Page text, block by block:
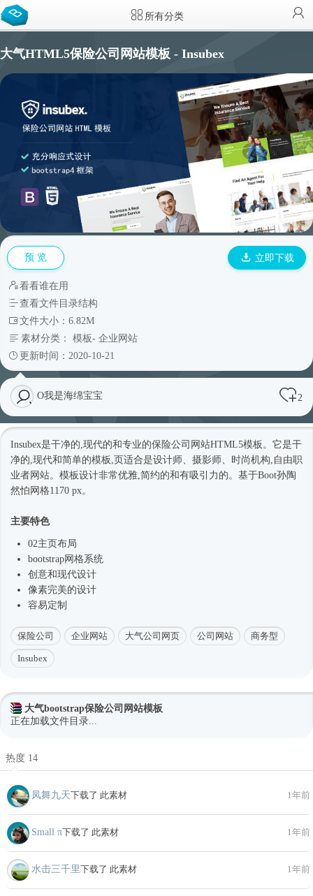
所有分类
大气HTML5保险公司网站模板 - Insubex
预 览 立即下载
看看谁在用
查看文件目录结构
文件大小：6.82M
素材分类： 模板- 企业网站
更新时间：2020-10-21
O我是海绵宝宝 2
Insubex是干净的,现代的和专业的保险公司网站HTML5模板 。它是干
净的,现代和简单的模板,页适合是设计师、摄影师、
时尚机构,自由职
业者网站。模板设计非常优雅,简约的和有吸引力的。基于Boot孙陶
然怕网格1170 px。
主要特色
02主页布局
bootstrap网格系统
创意和现代设计
像素完美的设计
容易定制
保险公司 企业网站 大气公司网页 公司网站 商务型
Insubex
大气bootstrap保险公司网站模板
正在加载文件目录...
热度 14
凤舞九天下载了 此素材 1年前
Small π下载了 此素材 1年前
水击三千里下载了 此素材 1年前